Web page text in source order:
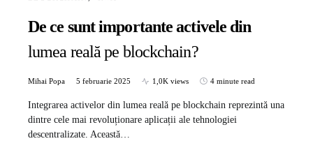
De ce sunt importante activele din
lumea reală pe blockchain?
Mihai Popa 5 februarie 2025 1,0K views 4 minute read
Integrarea activelor din lumea reală pe blockchain reprezintă una
dintre cele mai revoluționare aplicații ale tehnologiei
descentralizate. Această…